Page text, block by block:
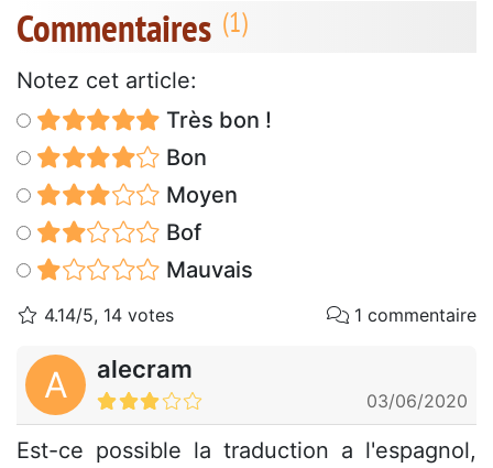
Commentaires
Notez cet article:
Très bon !
Bon
Moyen
Bof
Mauvais
4.14/5, 14 votes 1 commentaire
A alecram
03/06/2020
Est-ce possible la traduction a l'espagnol,